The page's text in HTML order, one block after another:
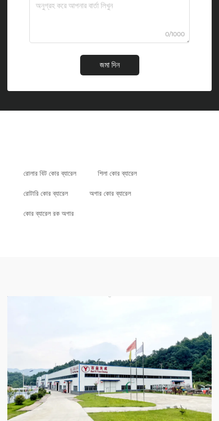
0/1000
জমা দিন
রোলার বিট কোর ব্যারেল শিলা কোর ব্যারেল
রোটারি কোর ব্যারেল অগার কোর ব্যারেল
কোর ব্যারেল রক অগার